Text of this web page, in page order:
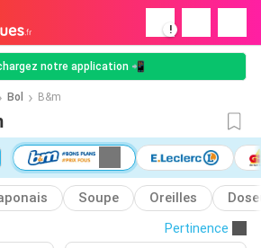
!
notre application 📲
Bol B&m
Soupe Oreilles
Pertinence